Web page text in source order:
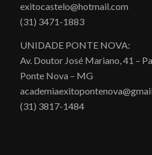
exitocastelo@hotmail.com
(31) 3471-1883
UNIDADE PONTE NOVA:
Av. Doutor José Mariano, 41 –
Ponte Nova – MG
(31) 3817-1484